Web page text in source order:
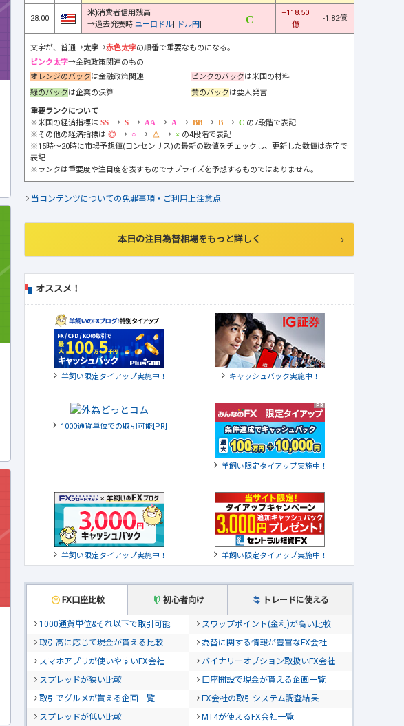
28:00
米)消費者信用残高
→過去発表時[ユーロドル][ ドル円]
+118.50
億
-1.82億
文字が、普通→太字→赤色太字の順番で重要なものになる。
ピンク太字→金融政策関連のもの
オレンジのバックは金融政策関連 ピンクのバックは米国の材料
緑のバックは企業の決算 黄のバックは要人発言
重要ランクについて
※米国の経済指標は
→ → → → → →
の7段階で表記
※その他の経済指標は
→ → →
の4段階で表記
※15時～20時に市場予想値(コンセンサス)の最新の数値をチェックし、更新した数値は赤字で
表記
※ランクは重要度や注目度を表すものでサプライズを予想するものではありません。
当コンテンツについての免罪事項・ご利用上注意点
本日の注目為替相場をもっと詳しく
オススメ！
羊飼い限定タイアップ実施中！ キャッシュバック実施中！
1000通貨単位での取引可能[PR]
羊飼い限定タイアップ実施中！
羊飼い限定タイアップ実施中！ 羊飼い限定タイアップ実施中！
FX口座比較 初心者向け トレードに使える
1000通貨単位&それ以下で取引可能
スワップポイント(金利)が高い比較
取引高に応じて現金が貰える比較
為替に関する情報が豊富なFX会社
スマホアプリが使いやすいFX会社
バイナリーオプション取扱いFX会社
スプレッドが狭い比較
口座開設で現金が貰える企画一覧
取引でグルメが貰える企画一覧
FX会社の取引システム調査結果
スプレッドが低い比較
MT4が使えるFX会社一覧